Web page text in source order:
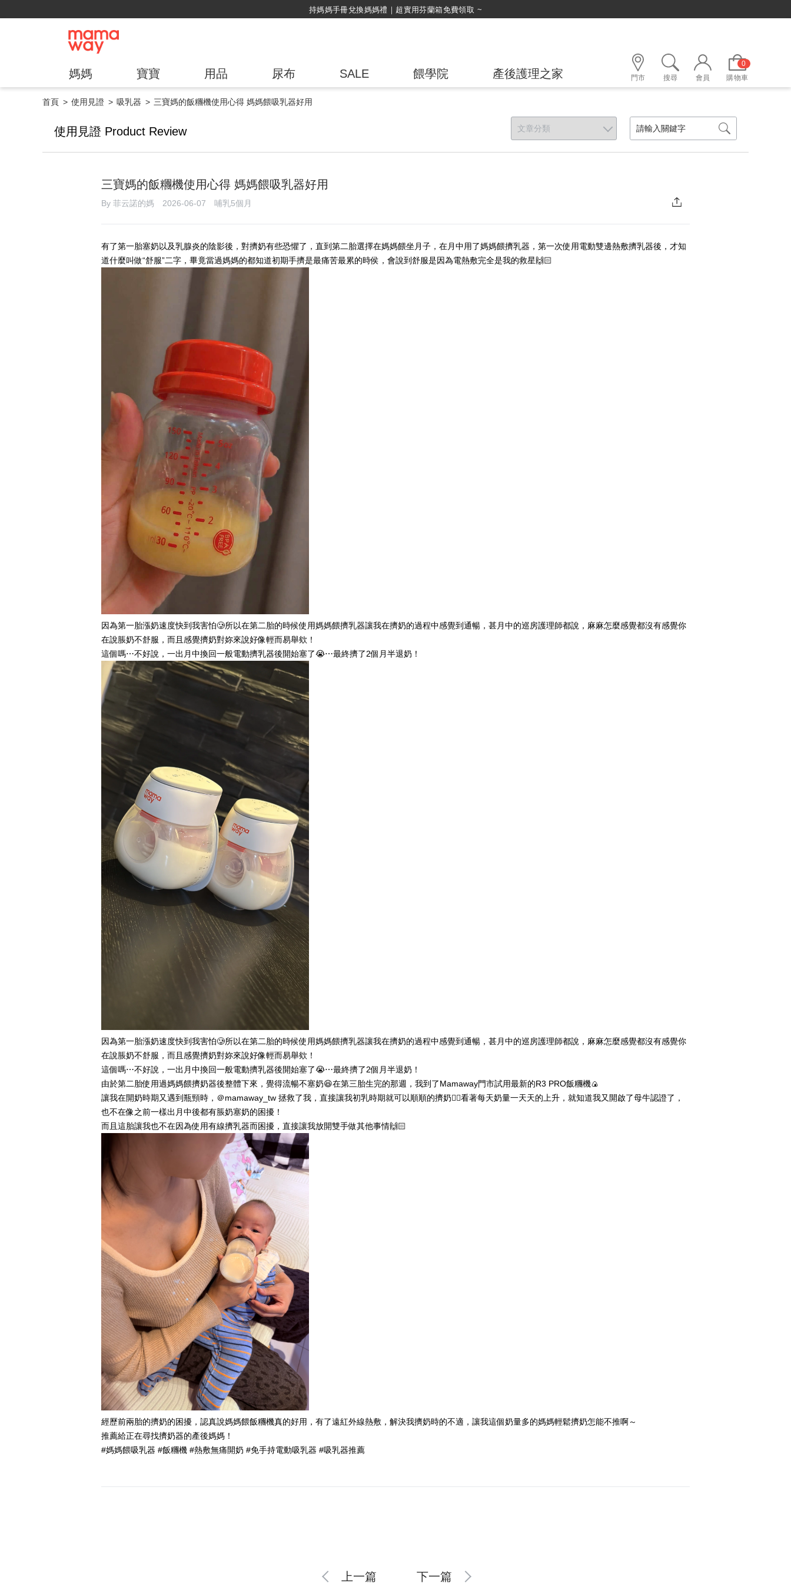
媽媽 寶寶 用品 尿布 SALE 餵學院 產後護理之家 門市 搜尋 會員
0
購物車
首頁 使用見證 吸乳器 三寶媽的飯糰機使用心得 媽媽餵吸乳器好用
使用見證 Product Review
三寶媽的飯糰機使用心得 媽媽餵吸乳器好用
By 菲云諾的媽 2026-06-07 哺乳5個月
有了第一胎塞奶以及乳腺炎的陰影後，對擠奶有些恐懼了，直到第二胎選擇在媽媽餵坐月子，在月中用了媽媽餵擠乳器，第一次使用電動雙邊熱敷擠乳器後，才知
道什麼叫做“舒服”二字，畢竟當過媽媽的都知道初期手擠是最痛苦最累的時侯，會說到舒服是因為電熱敷完全是我的救星🙌🏻
因為第一胎漲奶速度快到我害怕🥲所以在第二胎的時候使用媽媽餵擠乳器讓我在擠奶的過程中感覺到通暢，甚月中的巡房護理師都說，麻麻怎麼感覺都沒有感覺你
在說脹奶不舒服，而且感覺擠奶對妳來說好像輕而易舉欸！
這個嗎⋯不好說，一出月中換回一般電動擠乳器後開始塞了😭⋯最終擠了2個月半退奶！
因為第一胎漲奶速度快到我害怕🥲所以在第二胎的時候使用媽媽餵擠乳器讓我在擠奶的過程中感覺到通暢，甚月中的巡房護理師都說，麻麻怎麼感覺都沒有感覺你
在說脹奶不舒服，而且感覺擠奶對妳來說好像輕而易舉欸！
這個嗎⋯不好說，一出月中換回一般電動擠乳器後開始塞了😭⋯最終擠了2個月半退奶！
由於第二胎使用過媽媽餵擠奶器後整體下來，覺得流暢不塞奶😆在第三胎生完的那週，我到了Mamaway門市試用最新的R3 PRO飯糰機🍙
讓我在開奶時期又遇到瓶頸時，＠mamaway_tw 拯救了我，直接讓我初乳時期就可以順順的擠奶👍🏻看著每天奶量一天天的上升，就知道我又開啟了母牛認證了，
也不在像之前一樣出月中後都有脹奶塞奶的困擾！
而且這胎讓我也不在因為使用有線擠乳器而困擾，直接讓我放開雙手做其他事情🙌🏻
經歷前兩胎的擠奶的困擾，認真說媽媽餵飯糰機真的好用，有了遠紅外線熱敷，解決我擠奶時的不適，讓我這個奶量多的媽媽輕鬆擠奶怎能不推啊～
推薦給正在尋找擠奶器的產後媽媽！
#媽媽餵吸乳器 #飯糰機 #熱敷無痛開奶 #免手持電動吸乳器 #吸乳器推薦
上一篇 下一篇